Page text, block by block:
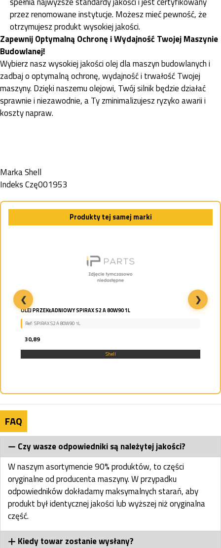
przez renomowane instytucje. Możesz mieć pewność, że
otrzymujesz produkt wysokiej jakości.
Zapewnij Optymalną Ochronę i Wydajność Twojej Maszynie
Budowlanej!
Wybierz nasz wysokiej jakości olej dla maszyn budowlanych i
zadbaj o optymalną ochronę, wydajność i trwałość Twojej
maszyny. Dzięki naszemu olejowi, Twój silnik będzie działać
sprawnie i niezawodnie, a Ty zminimalizujesz ryzyko awarii i
koszty napraw.
MarkaShell
IndeksCzę001953
Produkty tej samej marki
OLEJ PRZEKŁADNIOWY SPIRAX S2 A 80W90 1L
Ref: SPIRAX S2 A 80W90 1L
30,89
Shell
❮ ❯
FAQ
Czy wasze odpowiedniki są należytej jakości?
W naszym asortymencie 90% produktów, to części
oryginalne od producenta maszyny. W przypadku
odpowiedników dokładamy maksymalnych starań, aby
produkt był identycznej jakości lub wyższej niż oryginalna
część.
Kiedy towar zostanie wysłany?